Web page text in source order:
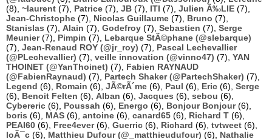
(8), ~laurent (7), Patrice (7), JB (7), ITI (7), Julien Ã‰LIE (7),
Jean-Christophe (7), Nicolas Guillaume (7), Bruno (7),
Stanislas (7), Alain (7), Godefroy (7), Sebastien (7), Serge
Meunier(7), Pimpin (7), Lebarque StÃ©phane (@slebarque)
(7), Jean-Renaud ROY (@jr_roy) (7), Pascal Lechevallier
(@PLechevallier) (7), veille innovation (@vinno47) (7), YAN
THOINET (@YanThoinet) (7), Fabien RAYNAUD
(@FabienRaynaud) (7), Partech Shaker (@PartechShaker) (7),
Legend (6), Romain (6), JÃ©rÃ´me (6), Paul (6), Eric (6), Serge
(6), Benoit Felten (6), Alban (6), Jacques (6), sebou (6),
Cybereric (6), Poussah (6), Energo (6), Bonjour Bonjour(6),
boris (6), MAS (6), antoine (6), canard65 (6), Richard T (6),
PEAI60 (6), Free4ever(6), Guerric (6), Richard (6), tvtweet (6),
loÃ¯c (6), Matthieu Dufour (@_matthieudufour) (6), Nathalie